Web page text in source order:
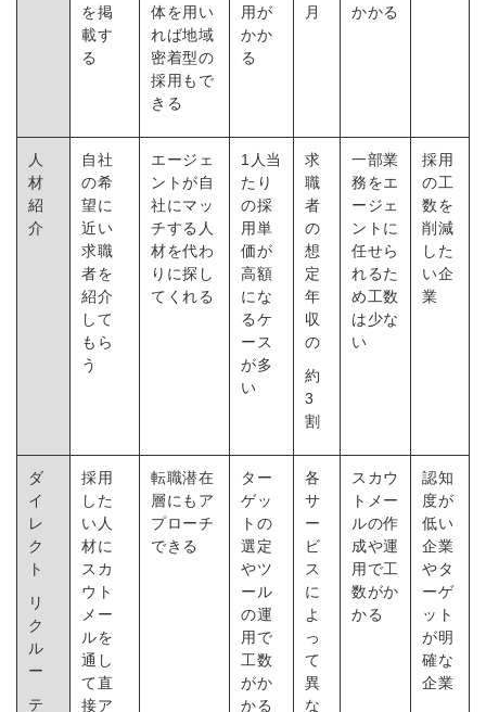
を掲
載す
る
体を用い
れば地域
密着型の
採用もで
きる
用が
かか
る
月
かかる
人
材
紹
介
自社
の希
望に
近い
求職
者を
紹介
して
もら
う
エージェ
ントが自
社にマッ
チする人
材を代わ
りに探し
てくれる
1人当
たり
の採
用単
価が
高額
にな
るケ
ース
が多
い
求
職
者
の
想
定
年
収
の
約
3
割
一部業
務をエ
ージェ
ントに
任せら
れるた
め工数
は少な
い
採用
の工
数を
削減
した
い企
業
ダ
イ
レ
ク
ト
リ
ク
ル
ー
テ
採用
した
い人
材に
スカ
ウト
メー
ルを
通し
て直
接ア
転職潜在
層にもア
プローチ
できる
ター
ゲッ
トの
選定
やツ
ール
の運
用で
工数
がか
かる
各
サ
ー
ビ
ス
に
よ
っ
て
異
な
スカウ
トメー
ルの作
成や運
用で工
数がか
かる
認知
度が
低い
企業
やタ
ーゲ
ット
が明
確な
企業